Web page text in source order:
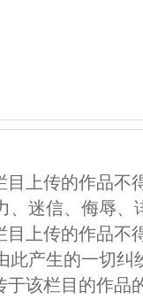
目上传的作品不
、迷信、侮辱
目上传的作品不
此产生的一切
于该栏目的作品